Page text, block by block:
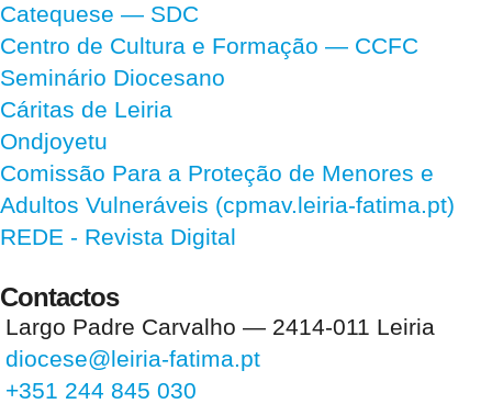
Catequese — SDC
Centro de Cultura e Formação — CCFC
Seminário Diocesano
Cáritas de Leiria
Ondjoyetu
Comissão Para a Proteção de Menores e
Adultos Vulneráveis (cpmav.leiria-fatima.pt)
REDE - Revista Digital
Contactos
Largo Padre Carvalho — 2414-011 Leiria
diocese@leiria-fatima.pt
+351 244 845 030